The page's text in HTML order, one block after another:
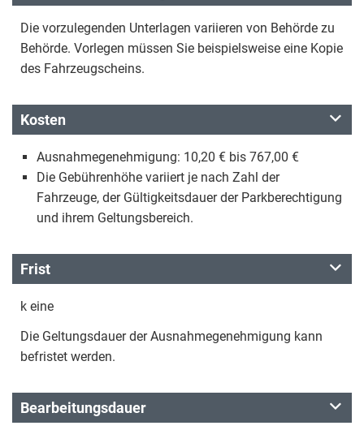
Die vorzulegenden Unterlagen variieren von Behörde zu
Behörde. Vorlegen müssen Sie beispielsweise eine Kopie
des Fahrzeugscheins.
Kosten
Ausnahmegenehmigung: 10,20 € bis 767,00 €
Die Gebührenhöhe variiert je nach Zahl der
Fahrzeuge, der Gültigkeitsdauer der Parkberechtigung
und ihrem Geltungsbereich.
Frist
k eine
Die Geltungsdauer der Ausnahmegenehmigung kann
befristet werden.
Bearbeitungsdauer